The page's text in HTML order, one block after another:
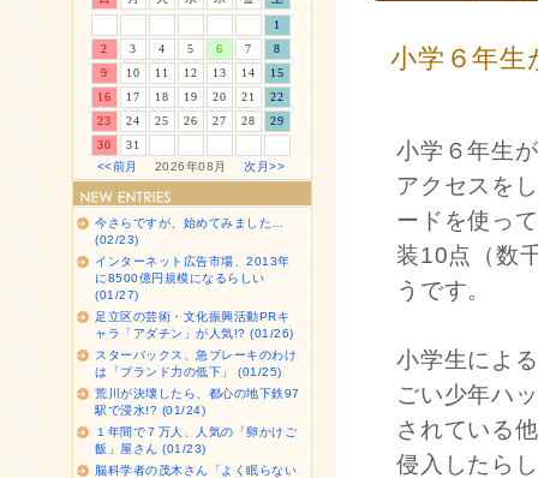
小学６年
小学６年生
アクセスを
ードを使っ
装10点（数
うです。
小学生によ
ごい少年ハ
されている
侵入したら
1
2
3 4 5 6 7
8
9
10 11 12 13 14
15
16
17 18 19 20 21
22
23
24 25 26 27 28
29
30
31
<<前月
2026年08月次月>>
今さらですが、始めてみました…
(02/23)
インターネット広告市場、2013年
に8500億円規模になるらしい
(01/27)
足立区の芸術・文化振興活動PRキ
ャラ「アダチン」が人気!? (01/26)
スターバックス、急ブレーキのわけ
は「ブランド力の低下」 (01/25)
荒川が決壊したら、都心の地下鉄97
駅で浸水!? (01/24)
１年間で７万人、人気の「卵かけご
飯」屋さん (01/23)
脳科学者の茂木さん「よく眠らない